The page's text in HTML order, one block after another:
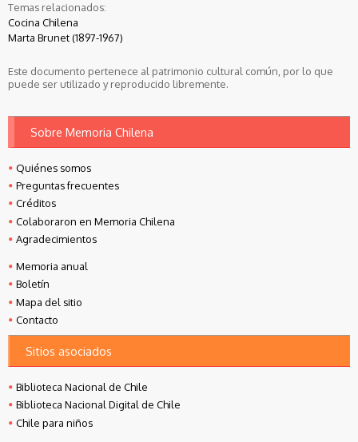
Temas relacionados:
Cocina Chilena
Marta Brunet (1897-1967)
Este documento pertenece al patrimonio cultural común, por lo que
puede ser utilizado y reproducido libremente.
Sobre Memoria Chilena
Quiénes somos
Preguntas frecuentes
Créditos
Colaboraron en Memoria Chilena
Agradecimientos
Memoria anual
Boletín
Mapa del sitio
Contacto
Sitios asociados
Biblioteca Nacional de Chile
Biblioteca Nacional Digital de Chile
Chile para niños